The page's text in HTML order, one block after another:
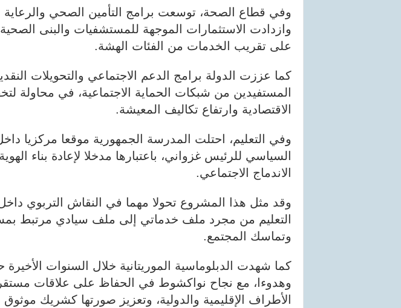
وفي قطاع الصحة، توسعت برامج التأمين الصحي والرعاية
وازدادت الاستثمارات الموجهة للمستشفيات والبنى
على تقريب الخدمات من الفئات الهشة.
كما عززت الدولة برامج الدعم الاجتماعي والتحويلات
المستفيدين من شبكات الحماية الاجتماعية، في محاولة
الاقتصادية وارتفاع تكاليف المعيشة.
وفي التعليم، احتلت المدرسة الجمهورية موقعا مركزيا
السياسي للرئيس غزواني، باعتبارها مدخلا لإعادة بناء
الاندماج الاجتماعي.
وقد مثل هذا المشروع تحولا مهما في النقاش التربوي داخل
التعليم من مجرد ملف خدماتي إلى ملف سيادي مرتبط
وتماسك المجتمع.
كما شهدت الدبلوماسية الموريتانية خلال السنوات الأخيرة
وهدوءا، مع نجاح نواكشوط في الحفاظ على علاقات
الأطراف الإقليمية والدولية، وتعزيز صورتها كشريك